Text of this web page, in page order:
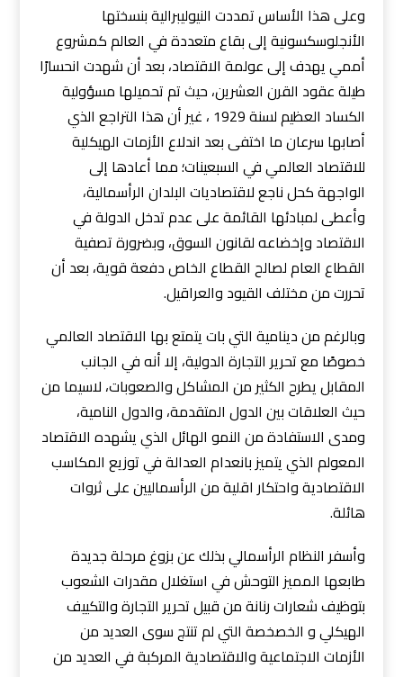
وعلى هذا الأساس تمددت النيوليبرالية بنسختها
الأنجلوسكسونية إلى بقاع متعددة في العالم كمشروع
أممي يهدف إلى عولمة الاقتصاد، بعد أن شهدت انحسارًا
طيلة عقود القرن العشرين، حيث تم تحميلها مسؤولية
الكساد العظيم لسنة 1929 ، غير أن هذا التراجع الذي
أصابها سرعان ما اختفى بعد اندلاع الأزمات الهيكلية
للاقتصاد العالمي في السبعينات؛ مما أعادها إلى
الواجهة كحل ناجع لاقتصاديات البلدان الرأسمالية،
وأعطى لمبادئها القائمة على عدم تدخل الدولة في
الاقتصاد وإخضاعه لقانون السوق، وبضرورة تصفية
القطاع العام لصالح القطاع الخاص دفعة قوية، بعد أن
تحررت من مختلف القيود والعراقيل.
وبالرغم من دينامية التي بات يتمتع بها الاقتصاد العالمي
خصوصًا مع تحرير التجارة الدولية، إلا أنه في الجانب
المقابل يطرح الكثير من المشاكل والصعوبات، لاسيما من
حيث العلاقات بين الدول المتقدمة، والدول النامية،
ومدى الاستفادة من النمو الهائل الذي يشهده الاقتصاد
المعولم الذي يتميز بانعدام العدالة في توزيع المكاسب
الاقتصادية واحتكار اقلية من الرأسماليين على ثروات
هائلة.
وأسفر النظام الرأسمالي بذلك عن بزوغ مرحلة جديدة
طابعها المميز التوحش في استغلال مقدرات الشعوب
بتوظيف شعارات رنانة من قبيل تحرير التجارة والتكييف
الهيكلي و الخصخصة التي لم تنتج سوى العديد من
الأزمات الاجتماعية والاقتصادية المركبة في العديد من